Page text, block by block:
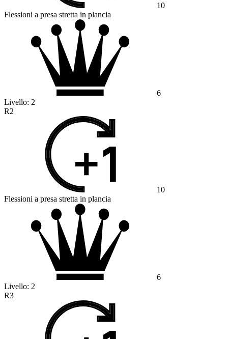
10
Flessioni a presa stretta in plancia
6
Livello: 2
R2
10
Flessioni a presa stretta in plancia
6
Livello: 2
R3